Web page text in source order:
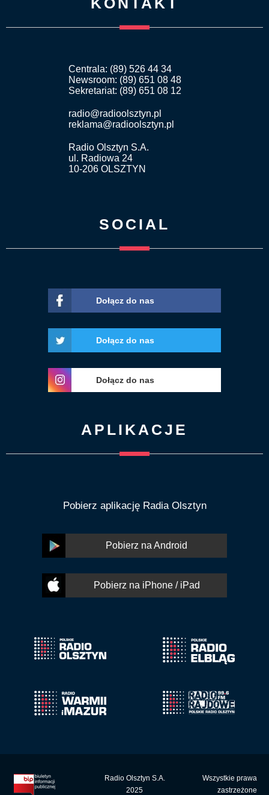
Centrala: (89) 526 44 34
Newsroom: (89) 651 08 48
Sekretariat: (89) 651 08 12
radio@radioolsztyn.pl
reklama@radioolsztyn.pl
Radio Olsztyn S.A.
ul. Radiowa 24
10-206 OLSZTYN
SOCIAL
Dołącz do nas
Dołącz do nas
Dołącz do nas
APLIKACJE
Pobierz aplikację Radia Olsztyn
Pobierz na Android
Pobierz na iPhone / iPad
Radio Olsztyn S.A.
2025
Wszystkie prawa
zastrzeżone